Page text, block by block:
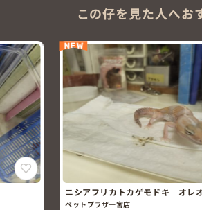
この仔を見た人へお
NEW
ニシアフリカトカゲモドキ オレ
ペットプラザ一宮店